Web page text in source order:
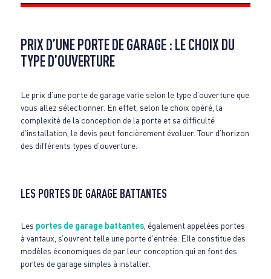
PRIX D’UNE PORTE DE GARAGE : LE CHOIX DU
TYPE D’OUVERTURE
Le prix d’une porte de garage varie selon le type d’ouverture que
vous allez sélectionner. En effet, selon le choix opéré, la
complexité de la conception de la porte et sa difficulté
d’installation, le devis peut foncièrement évoluer. Tour d’horizon
des différents types d’ouverture.
LES PORTES DE GARAGE BATTANTES
Les portes de garage battantes, également appelées portes
à vantaux, s’ouvrent telle une porte d’entrée. Elle constitue des
modèles économiques de par leur conception qui en font des
portes de garage simples à installer.